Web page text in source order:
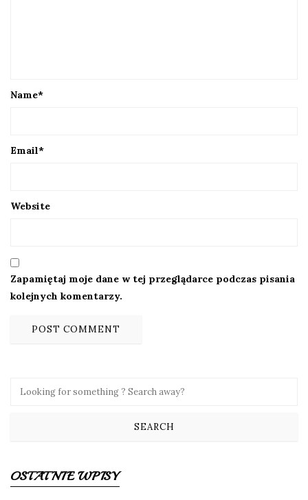
Name*
Email*
Website
Zapamiętaj moje dane w tej przeglądarce podczas pisania
kolejnych komentarzy.
OSTATNIE WPISY